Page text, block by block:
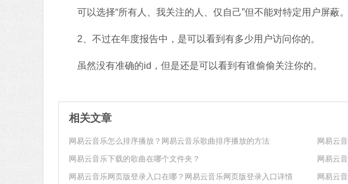
可以选择“所有人、我关注的人、仅自己”但不能对特定用户屏蔽。
2、不过在年度报告中，是可以看到有多少用户访问你的。
虽然没有准确的id，但是还是可以看到有谁偷偷关注你的。
相关文章
网易云音乐怎么排序播放？网易云音乐歌曲排序播放的方法
网易云
网易云音乐下载的歌曲在哪个文件夹？
网易云
网易云音乐网页版登录入口在哪？网易云音乐网页版登录入口详情
网易云